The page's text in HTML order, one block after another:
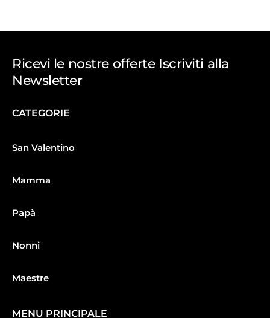
Ricevi le nostre offerte Iscriviti alla
Newsletter
CATEGORIE
San Valentino
Mamma
Papà
Nonni
Maestre
MENU PRINCIPALE